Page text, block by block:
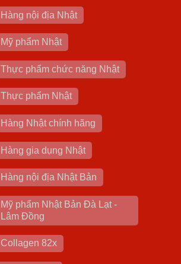
Hàng nội địa Nhật
Mỹ phẩm Nhật
Thực phẩm chức năng Nhật
Thực phẩm Nhật
Hàng Nhật chính hãng
Hàng gia dụng Nhật
Hàng nội địa Nhật Bản
Mỹ phẩm Nhật Bản Đà Lạt -
Lâm Đồng
Collagen 82x